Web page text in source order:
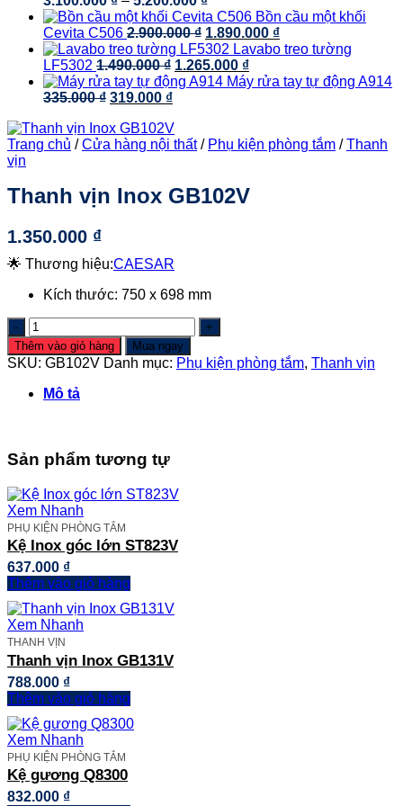
giá:
từ
3.100.000 ₫
đến
5.200.000 ₫
Bồn cầu một khối
Cevita C506 2.900.000₫ Giá
gốc
là:
2.900.000 ₫.
1.890.000 ₫Giá
hiện
là:
Lavabo treo tường
LF5302 1.490.000₫ Giá
gốc
1.265.000 ₫Giá
hiện
Máy rửa tay tự động A914
335.000₫ Giá
là:
335.000 ₫.
319.000 ₫Giá
tại
là:
Trang chủ / Cửa hàng nội thất / Phụ kiện phòng tắm / Thanh
vịn
Thanh vịn Inox GB102V
1.350.000 ₫
🌟 Thương hiệu:CAESAR
Kích thước: 750 x 698 mm
Thanh
vịn
Inox
GB102V
số
lượng
Thêm vào giỏ hàng Mua ngay
SKU: GB102V Danh mục: Phụ kiện phòng tắm, Thanh vịn
Mô tả
Sản phẩm tương tự
Xem Nhanh
PHỤ KIỆN PHÒNG TẮM
Kệ Inox góc lớn ST823V
637.000 ₫
Thêm vào giỏ hàng
Xem Nhanh
THANH VỊN
Thanh vịn Inox GB131V
788.000 ₫
Thêm vào giỏ hàng
Xem Nhanh
PHỤ KIỆN PHÒNG TẮM
Kệ gương Q8300
832.000 ₫